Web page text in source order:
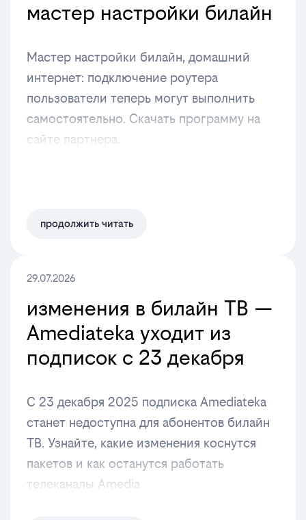
мастер настройки билайн
Мастер настройки билайн, домашний
интернет: подключение роутера
пользователи теперь могут выполнить
самостоятельно. Скачать программу на
сайте партнера.
продолжить читать
29.07.2026
изменения в билайн ТВ —
Amediateka уходит из
подписок с 23 декабря
С 23 декабря 2025 подписка Amediateka
станет недоступна для абонентов билайн
ТВ. Узнайте, какие изменения коснутся
пакетов и как останутся работать
телеканалы Amedia